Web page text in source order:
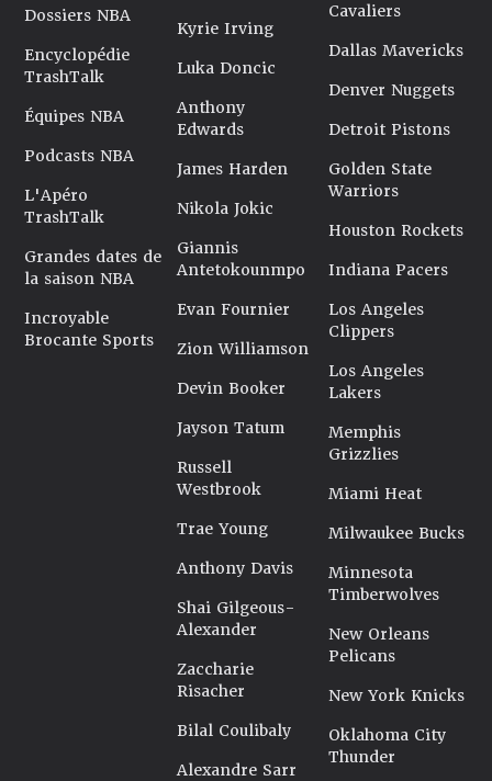
Dossiers NBA
Encyclopédie
TrashTalk
Équipes NBA
Podcasts NBA
L'Apéro
TrashTalk
Grandes dates de
la saison NBA
Incroyable
Brocante Sports
Kyrie Irving
Luka Doncic
Anthony
Edwards
James Harden
Nikola Jokic
Giannis
Antetokounmpo
Evan Fournier
Zion Williamson
Devin Booker
Jayson Tatum
Russell
Westbrook
Trae Young
Anthony Davis
Shai Gilgeous-
Alexander
Zaccharie
Risacher
Bilal Coulibaly
Alexandre Sarr
Cavaliers
Dallas Mavericks
Denver Nuggets
Detroit Pistons
Golden State
Warriors
Houston Rockets
Indiana Pacers
Los Angeles
Clippers
Los Angeles
Lakers
Memphis
Grizzlies
Miami Heat
Milwaukee Bucks
Minnesota
Timberwolves
New Orleans
Pelicans
New York Knicks
Oklahoma City
Thunder